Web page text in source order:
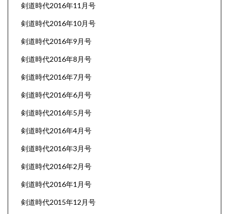
剣道時代2016年11月号
剣道時代2016年10月号
剣道時代2016年9月号
剣道時代2016年8月号
剣道時代2016年7月号
剣道時代2016年6月号
剣道時代2016年5月号
剣道時代2016年4月号
剣道時代2016年3月号
剣道時代2016年2月号
剣道時代2016年1月号
剣道時代2015年12月号